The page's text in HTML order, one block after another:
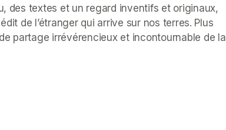
des textes et un regard inventifs et originaux,
de l’étranger qui arrive sur nos terres. Plus
partage irrévérencieux et incontournable de la